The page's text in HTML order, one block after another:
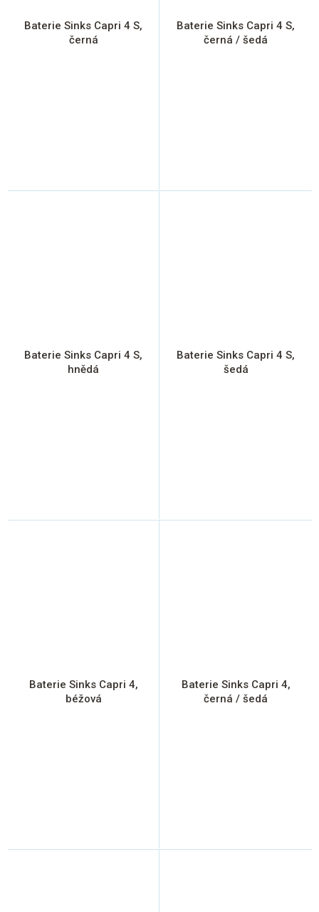
Baterie Sinks Capri 4 S,
černá
Baterie Sinks Capri 4 S,
černá / šedá
Baterie Sinks Capri 4 S,
hnědá
Baterie Sinks Capri 4 S,
šedá
Baterie Sinks Capri 4,
béžová
Baterie Sinks Capri 4,
černá / šedá